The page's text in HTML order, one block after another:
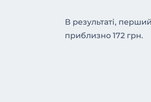
В результаті,
приблизно 172 грн.